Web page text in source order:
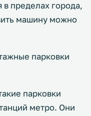
пределах города,
машину можно
парковки
парковки
метро. Они